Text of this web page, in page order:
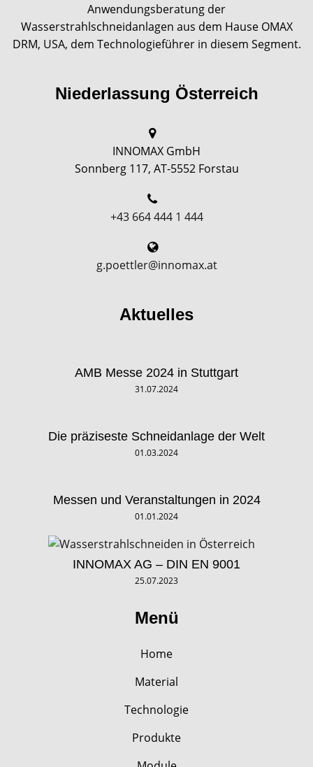
Anwendungsberatung der
Wasserstrahlschneidanlagen aus dem Hause OMAX
DRM, USA, dem Technologieführer in diesem Segment.
Niederlassung Österreich
INNOMAX GmbH
Sonnberg 117, AT-5552 Forstau
+43 664 444 1 444
g.poettler@innomax.at
Aktuelles
AMB Messe 2024 in Stuttgart
31.07.2024
Die präziseste Schneidanlage der Welt
01.03.2024
Messen und Veranstaltungen in 2024
01.01.2024
INNOMAX AG – DIN EN 9001
25.07.2023
Menü
Home
Material
Technologie
Produkte